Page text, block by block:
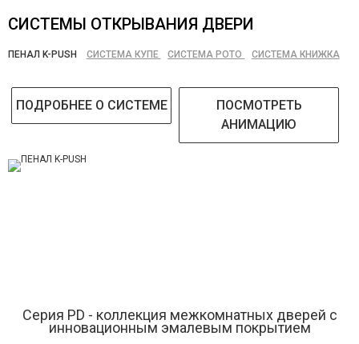
СИСТЕМЫ ОТКРЫВАНИЯ ДВЕРИ
ПЕНАЛ K-PUSH СИСТЕМА КУПЕ СИСТЕМА РОТО СИСТЕМА КНИЖКА
ПОДРОБНЕЕ О СИСТЕМЕ
ПОСМОТРЕТЬ
АНИМАЦИЮ
Серия РD - коллекция межкомнатных дверей с
инновационным эмалевым покрытием